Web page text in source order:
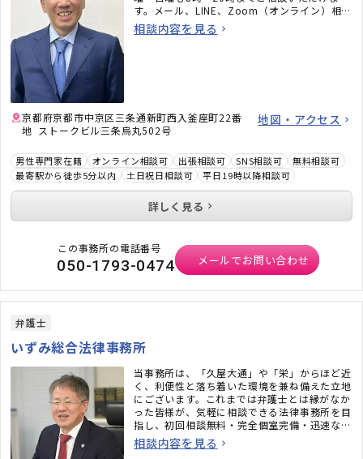
す。メール、LINE、Zoom（オンライン）相談
も承ります。必ず何かしらのアドバイスをさせ
ていただきますので、お気軽にご連絡くださ
相談内容を見る
京都府京都市中京区三条通新町西入釜座町22番
地 ストークビル三条烏丸502号
地図・アクセス
男性専門家在籍 オンライン相談可 出張相談可 SNS相談可
無料相談可
最寄駅から徒歩5分以内
土日祝日相談可 平日19時以降相談可
詳しく見る
この事務所の電話番号
050-1793-0474 メールでお問い合わせ
弁護士
いずみ総合法律事務所
当事務所は、「久屋大通」や「栄」からほど近
く、利便性と落ち着いた環境を兼ね備えた立地
にございます。これまでは弁護士とは縁がなか
った皆様が、気軽に相談できる法律事務所を目
指し、初回相談無料・完全個室完備・迅速なメ
ール対応など、相談しやすい環境も整えていま
す。「弁護士に相談するべきかわからない」と
相談内容を見る